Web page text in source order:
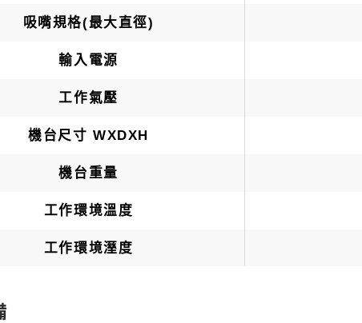
吸嘴規格(最大直徑)
輸入電源
工作氣壓
機台尺寸 WXDXH
機台重量
工作環境溫度
工作環境溼度